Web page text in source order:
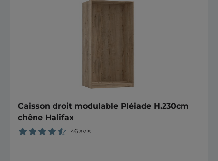
Caisson droit modulable Pléiade H.230cm
chêne Halifax
46 avis